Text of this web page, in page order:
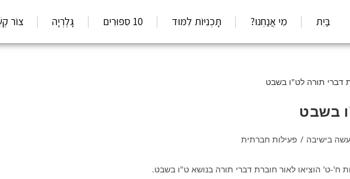
בַּיִת מִי אֲנַחְנוּ? תָּכְנִיּוֹת לִמּוּד 10 סִפּוּרִים גָּלֶרְיָה צוֹר
בשבט
בישיבה / פעילות חברתית
ח'-ט' הוציאו לאור חוברת דברי תורה בנושא ט"ו בשבט.